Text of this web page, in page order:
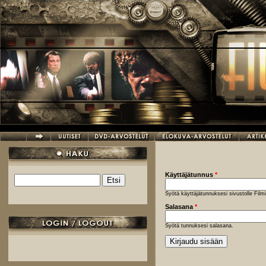
Hyppää pääsisältöön
Hakulomake
Käyttäjätunnus *
Syötä käyttäjätunnuksesi sivustolle
Salasana *
Syötä tunnuksesi salasana.